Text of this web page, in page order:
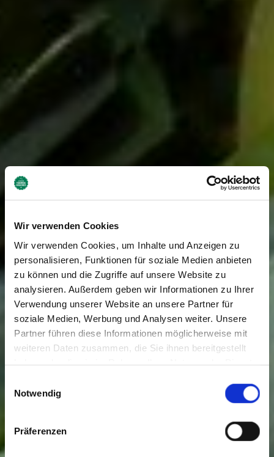
Wir verwenden Cookies
Wir verwenden Cookies, um Inhalte und Anzeigen zu
personalisieren, Funktionen für soziale Medien anbieten
zu können und die Zugriffe auf unsere Website zu
analysieren. Außerdem geben wir Informationen zu Ihrer
Verwendung unserer Website an unsere Partner für
soziale Medien, Werbung und Analysen weiter. Unsere
Partner führen diese Informationen möglicherweise mit
weiteren Daten zusammen, die Sie ihnen bereitgestellt
haben oder die sie im Rahmen Ihrer Nutzung der Dienste
Cookies, wenn Sie unsere Webseite weiterhin nutzen.
Notwendig
Präferenzen